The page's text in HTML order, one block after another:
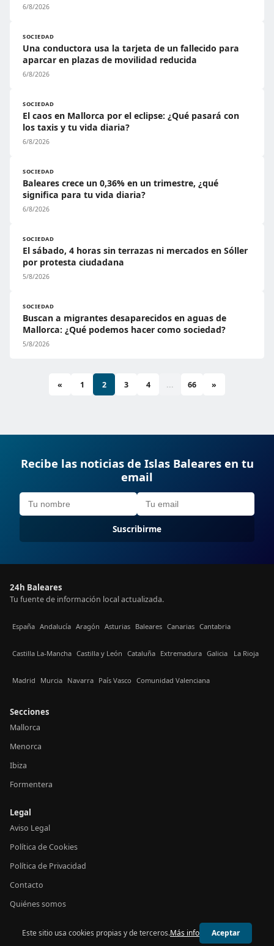
6/8/2026
SOCIEDAD
Una conductora usa la tarjeta de un fallecido para
aparcar en plazas de movilidad reducida
6/8/2026
SOCIEDAD
El caos en Mallorca por el eclipse: ¿Qué pasará con
los taxis y tu vida diaria?
6/8/2026
SOCIEDAD
Baleares crece un 0,36% en un trimestre, ¿qué
significa para tu vida diaria?
6/8/2026
SOCIEDAD
El sábado, 4 horas sin terrazas ni mercados en Sóller
por protesta ciudadana
5/8/2026
SOCIEDAD
Buscan a migrantes desaparecidos en aguas de
Mallorca: ¿Qué podemos hacer como sociedad?
5/8/2026
« 1 2 3 4 ... 66 »
Recibe las noticias de Islas Baleares en tu
email
Suscribirme
24h Baleares
Tu fuente de información local actualizada.
España Andalucía Aragón Asturias Baleares Canarias Cantabria
Castilla La-Mancha Castilla y León Cataluña Extremadura Galicia La Rioja
Madrid Murcia Navarra País Vasco Comunidad Valenciana
Secciones
Mallorca
Menorca
Ibiza
Formentera
Legal
Aviso Legal
Política de Cookies
Política de Privacidad
Contacto
Quiénes somos
© 2026 24h Baleares
Este sitio usa cookies propias y de terceros.Más info Aceptar